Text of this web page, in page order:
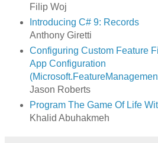
Filip Woj
Introducing C# 9: Records
Anthony Giretti
Configuring Custom Feature
App Configuration
Jason Roberts
Program The Game Of Life
Khalid Abuhakmeh